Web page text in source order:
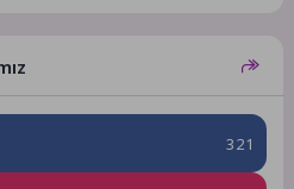
321